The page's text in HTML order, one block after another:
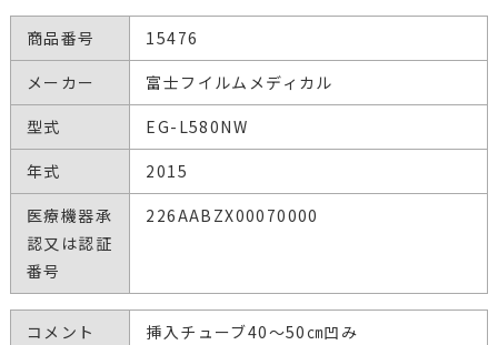
商品番号
15476
メーカー
富士フイルムメディカル
型式
EG-L580NW
年式
2015
医療機器承
認又は認証
番号
226AABZX00070000
コメント 挿入チューブ40～50㎝凹み